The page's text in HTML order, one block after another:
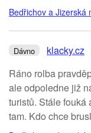
Bedřichov a Jizerská
Dávno klacky.cz
Ráno rolba
ale odpoledne již
turistů. Stále fouká
tam. Kdo chce